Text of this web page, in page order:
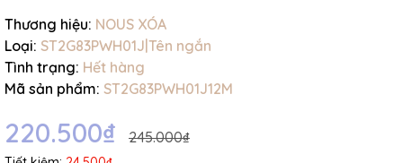
Thương hiệu: NOUS XÓA
Loại: ST2G83PWH01J|Tên ngắn
Tình trạng: Hết hàng
Mã sản phẩm: ST2G83PWH01J12M
220.500₫ 245.000₫
Mã giảm giá:
Ngày hết hạn:
Điều kiện: